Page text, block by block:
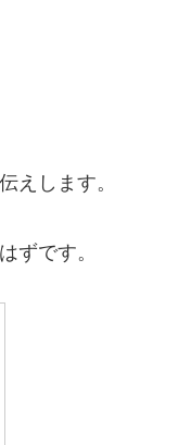
えします。
ずです。